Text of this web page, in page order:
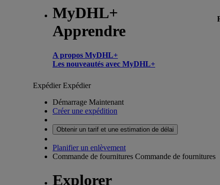
MyDHL+
Apprendre
A propos MyDHL+
Les nouveautés avec MyDHL+
ExpédierExpédier
Démarrage Maintenant
Créer une expédition
Obtenir un tarif et une estimation de délai
Planifier un enlèvement
Commande de fournitures Commande de fournitures
Explorer